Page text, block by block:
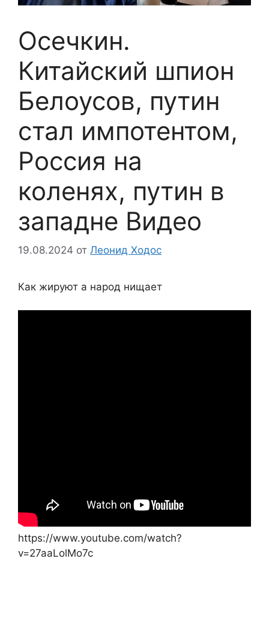
Осечкин.
Китайский шпион
Белоусов, путин
стал импотентом,
Россия на
коленях, путин в
западне Видео
19.08.2024 от Леонид Ходос
Как жируют а народ нищает
https://www.youtube.com/watch?
v=27aaLolMo7c